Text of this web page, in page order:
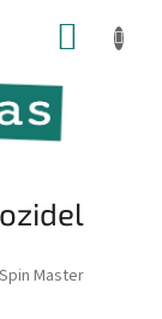
Spin Master